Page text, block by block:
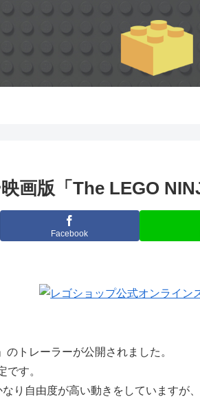
画版「The LEGO
Facebook
のトレーラーが公開されました。
です。
り自由度が高い動きをしていますが